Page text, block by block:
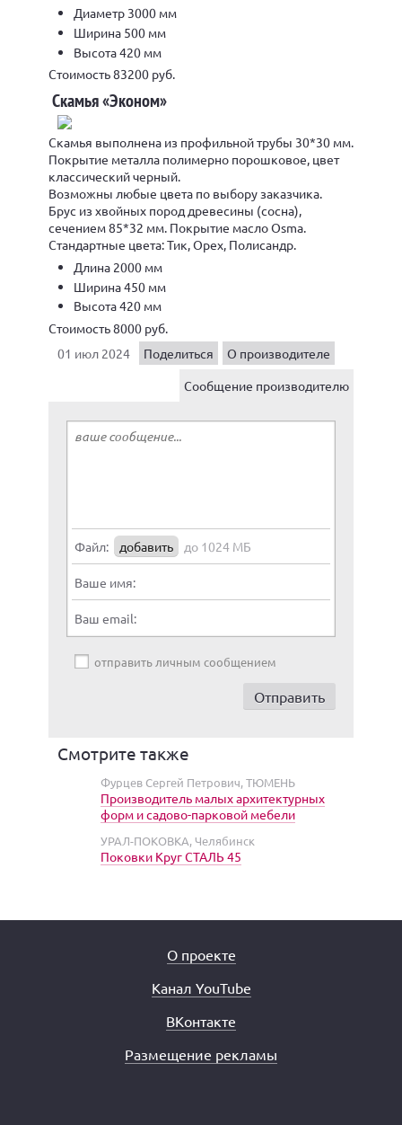
Диаметр 3000 мм
Ширина 500 мм
Высота 420 мм
Стоимость 83200 руб.
Скамья «Эконом»
Скамья выполнена из профильной трубы 30*30 мм.
Покрытие металла полимерно порошковое, цвет
классический черный.
Возможны любые цвета по выбору заказчика.
Брус из хвойных пород древесины (сосна),
сечением 85*32 мм. Покрытие масло Osma.
Стандартные цвета: Тик, Орех, Полисандр.
Длина 2000 мм
Ширина 450 мм
Высота 420 мм
Стоимость 8000 руб.
01 июл 2024
Поделиться
О производителе
Сообщение производителю
Файл: добавить до 1024 МБ
Ваше имя:
Ваш email:
отправить личным сообщением
Смотрите также
Фурцев Сергей Петрович, ТЮМЕНЬ
Производитель малых архитектурных
форм и садово-парковой мебели
УРАЛ-ПОКОВКА, Челябинск
Поковки Круг СТАЛЬ 45
О проекте
Канал YouTube
ВКонтакте
Размещение рекламы